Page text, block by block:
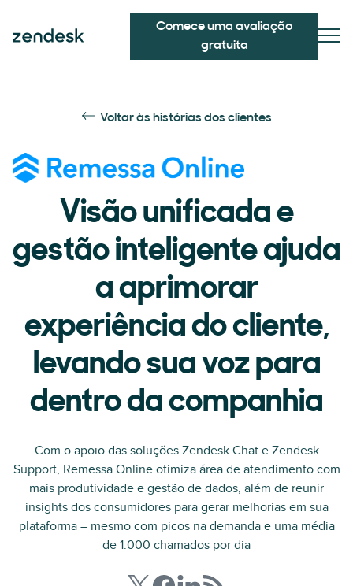
Comece uma avaliação
gratuita
Voltar às histórias dos clientes
Visão unificada e
gestão inteligente ajuda
a aprimorar
experiência do cliente,
levando sua voz para
dentro da companhia
Com o apoio das soluções Zendesk Chat e Zendesk
Support, Remessa Online otimiza área de atendimento com
mais produtividade e gestão de dados, além de reunir
insights dos consumidores para gerar melhorias em sua
plataforma – mesmo com picos na demanda e uma média
de 1.000 chamados por dia